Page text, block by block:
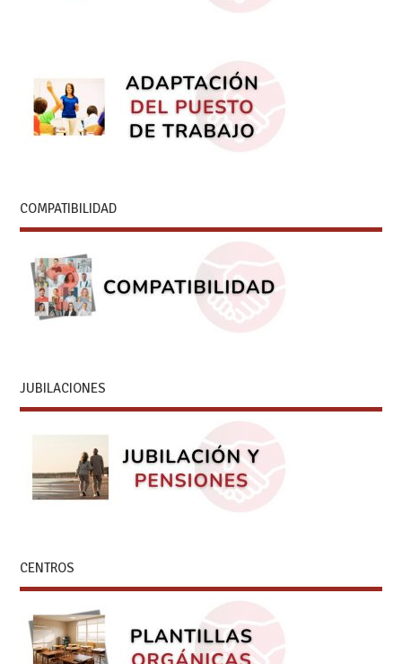
COMPATIBILIDAD
JUBILACIONES
CENTROS